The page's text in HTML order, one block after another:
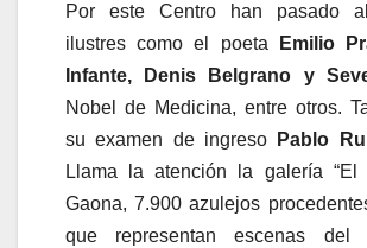
Por este Centro han pasado
ilustres como el poeta Emilio
Infante, Denis Belgrano y
Nobel de Medicina, entre otros.
su examen de ingreso
Pablo
Llama la atención la galería “El
Gaona, 7.900 azulejos
que representan escenas del